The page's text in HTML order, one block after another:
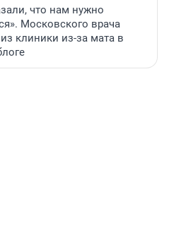
что нам нужно
Московского врача
клиники из-за мата в